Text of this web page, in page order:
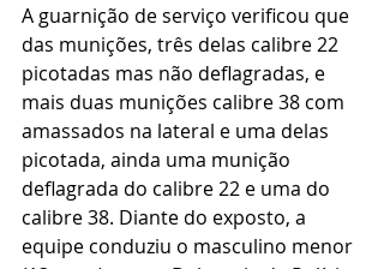
A guarnição de serviço verificou que
das munições, três delas calibre 22
picotadas mas não deflagradas, e
mais duas munições calibre 38 com
amassados na lateral e uma delas
picotada, ainda uma munição
deflagrada do calibre 22 e uma do
calibre 38. Diante do exposto, a
equipe conduziu o masculino menor